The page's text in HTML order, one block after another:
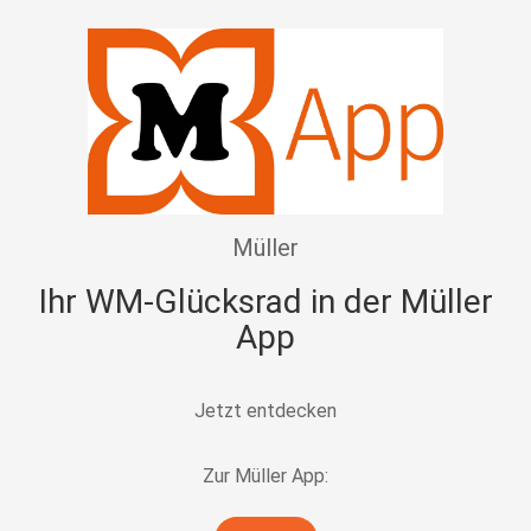
Müller
Ihr WM-Glücksrad in der Müller
App
Jetzt entdecken
Zur Müller App: